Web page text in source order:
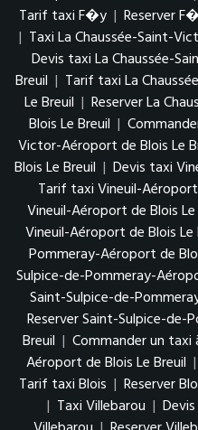
Tarif taxi F�y | Reserver
| Taxi La Chaussée-Saint-
Devis taxi La Chaussée-
Breuil | Tarif taxi La
Le Breuil | Reserver La
Blois Le Breuil |
Victor-Aéroport de Blois Le
Blois Le Breuil | Devis taxi
Tarif taxi Vineuil-
Vineuil-Aéroport de Blois Le
Vineuil-Aéroport de Blois Le
Pommeray-Aéroport de
Sulpice-de-Pommeray-
Saint-Sulpice-de-
Reserver Saint-Sulpice-de-
Breuil | Commander un
Aéroport de Blois Le Breuil |
Tarif taxi Blois | Reserver
| Taxi Villebarou |